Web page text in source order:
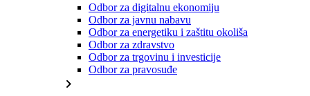
Odbor za digitalnu ekonomiju
Odbor za javnu nabavu
Odbor za energetiku i zaštitu okoliša
Odbor za zdravstvo
Odbor za trgovinu i investicije
Odbor za pravosuđe
chevron_right